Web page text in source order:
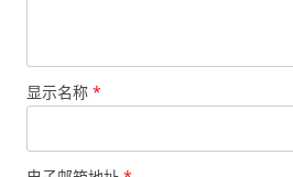
显示名称 *